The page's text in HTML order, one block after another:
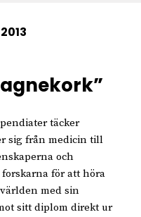
täcker
sig från medicin till
och
för att höra
med sin
sitt diplom direkt ur